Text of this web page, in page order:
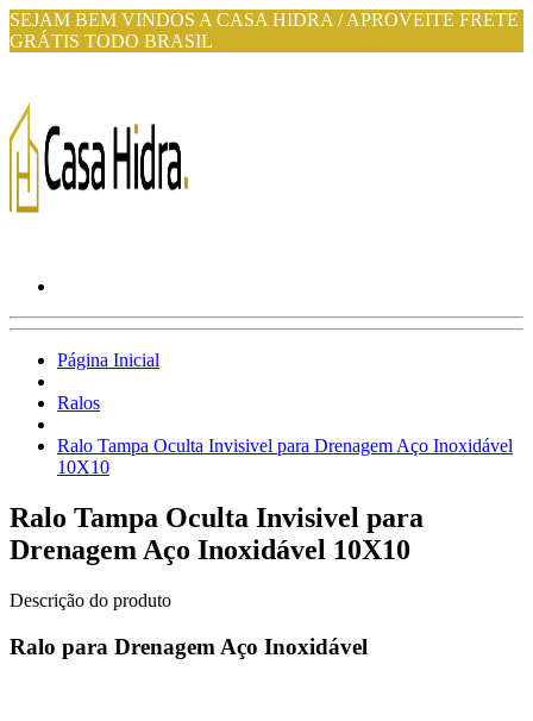
SEJAM BEM VINDOS A CASA HIDRA / APROVEITE FRETE
GRÁTIS TODO BRASIL
Página Inicial
Ralos
Ralo Tampa Oculta Invisivel para Drenagem Aço Inoxidável
10X10
Ralo Tampa Oculta Invisivel para
Drenagem Aço Inoxidável 10X10
Descrição do produto
Ralo para Drenagem Aço Inoxidável